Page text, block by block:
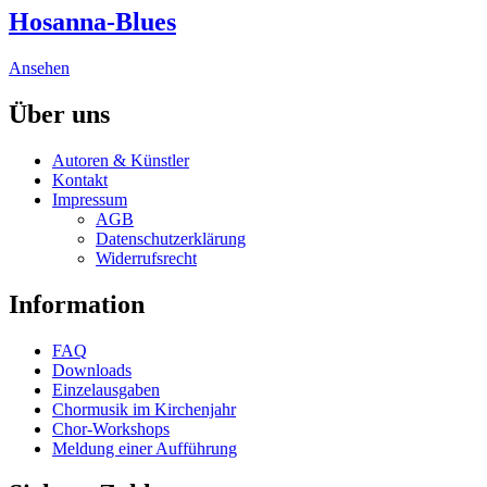
on
page
multiple
variants.
options
be
the
product
page
Hosanna-Blues
Ansehen
Über uns
Autoren & Künstler
Kontakt
Impressum
AGB
Datenschutzerklärung
Widerrufsrecht
Information
FAQ
Downloads
Einzelausgaben
Chormusik im Kirchenjahr
Chor-Workshops
Meldung einer Aufführung